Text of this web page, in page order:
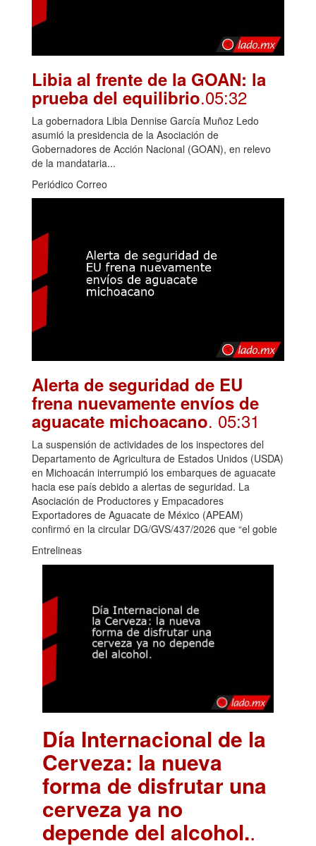
Libia al frente de la GOAN: la
prueba del equilibrio.05:32
La gobernadora Libia Dennise García Muñoz Ledo
asumió la presidencia de la Asociación de
Gobernadores de Acción Nacional (GOAN), en relevo
de la mandataria...
Periódico Correo
Alerta de seguridad de EU
frena nuevamente envíos de
aguacate michoacano. 05:31
La suspensión de actividades de los inspectores del
Departamento de Agricultura de Estados Unidos (USDA)
en Michoacán interrumpió los embarques de aguacate
hacia ese país debido a alertas de seguridad. La
Asociación de Productores y Empacadores
Exportadores de Aguacate de México (APEAM)
confirmó en la circular DG/GVS/437/2026 que “el gobie
Entrelineas
Día Internacional de la
Cerveza: la nueva
forma de disfrutar una
cerveza ya no
depende del alcohol..